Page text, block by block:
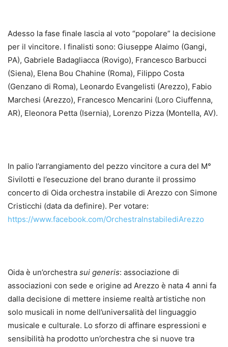
Adesso la fase finale lascia al voto “popolare” la decisione
per il vincitore. I finalisti sono: Giuseppe Alaimo (Gangi,
PA), ­Gabriele Badagliacca (Rovigo), Francesco Barbucci
(Siena), Elena Bou Chahine (Roma), Filippo Costa
(Genzano di Roma), Leonardo Evangelisti (Arezzo), Fabio
Marchesi (Arezzo), Francesco Mencarini (Loro Ciuffenna,
AR), Eleonora Petta (Isernia), Lorenzo Pizza (Montella, AV).
In palio l’arrangiamento del pezzo vincitore a cura del M°
Sivilotti e l’esecuzione del brano durante il prossimo
concerto di Oida orchestra instabile di Arezzo con Simone
Cristicchi (data da definire). Per votare:
https://www.facebook.com/OrchestraInstabilediArezzo
Oida è un’orchestra sui generis: associazione di
associazioni con sede e origine ad Arezzo è nata 4 anni fa
dalla decisione di mettere insieme realtà artistiche non
solo musicali in nome dell’universalità del linguaggio
musicale e culturale. Lo sforzo di affinare espressioni e
sensibilità ha prodotto un’orchestra che si nuove tra